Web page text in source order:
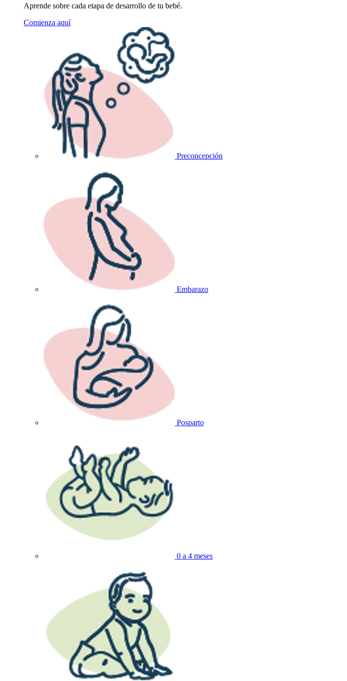
Aprende sobre cada etapa de desarrollo de tu bebé.
Comienza aquí
Preconcepción
Embarazo
Posparto
0 a 4 meses